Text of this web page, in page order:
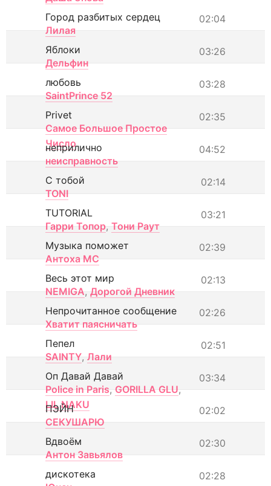
02:04
Город разбитых сердец
Лилая
03:26
Яблоки
Дельфин
03:28
любовь
SaintPrince 52
02:35
Privet
Самое Большое Простое
Число
04:52
неприлично
неисправность
02:14
С тобой
TONI
03:21
TUTORIAL
Гарри Топор, Тони Раут
02:39
Музыка поможет
Антоха МС
02:13
Весь этот мир
NEMIGA, Дорогой Дневник
02:26
Непрочитанное сообщение
Хватит паясничать
02:51
Пепел
SAINTY, Лали
03:34
Оп Давай Давай
Police in Paris, GORILLA GLU,
LIL NAKU
02:02
ПЭЙН
СЕКУШАРЮ
02:30
Вдвоём
Антон Завьялов
02:28
дискотека